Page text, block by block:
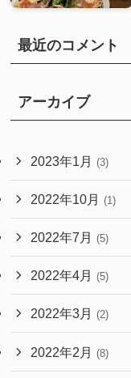
最近のコメント
アーカイブ
2023年1月 (3)
2022年10月 (1)
2022年7月 (5)
2022年4月 (5)
2022年3月 (2)
2022年2月 (8)